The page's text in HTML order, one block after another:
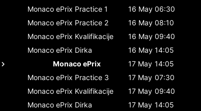
Monaco ePrix Practice 1 16 May 06:30
Monaco ePrix Practice 2 16 May 08:10
Monaco ePrix Kvalifikacije 16 May 09:40
Monaco ePrix Dirka 16 May 14:05
Monaco ePrix
17 May 14:05
Monaco ePrix Practice 3 17 May 07:30
Monaco ePrix Kvalifikacije 17 May 09:40
Monaco ePrix Dirka 17 May 14:05